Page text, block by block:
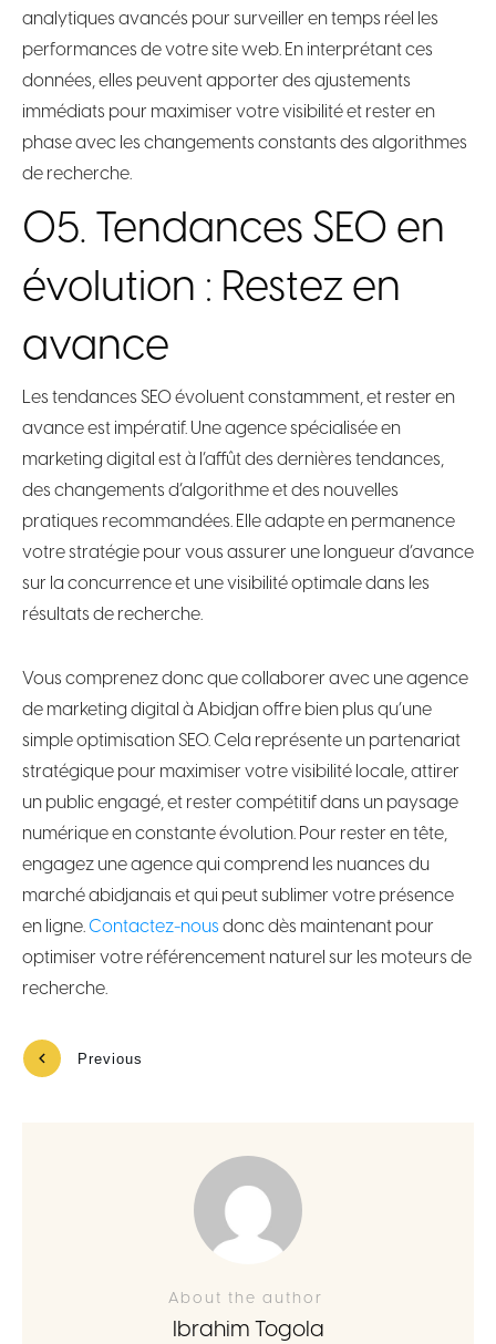
analytiques avancés pour surveiller en temps réel les
performances de votre site web. En interprétant ces
données, elles peuvent apporter des ajustements
immédiats pour maximiser votre visibilité et rester en
phase avec les changements constants des algorithmes
de recherche.
05. Tendances SEO en
évolution : Restez en
avance
Les tendances SEO évoluent constamment, et rester en
avance est impératif. Une agence spécialisée en
marketing digital est à l’affût des dernières tendances,
des changements d’algorithme et des nouvelles
pratiques recommandées. Elle adapte en permanence
votre stratégie pour vous assurer une longueur d’avance
sur la concurrence et une visibilité optimale dans les
résultats de recherche.
Vous comprenez donc que collaborer avec une agence
de marketing digital à Abidjan offre bien plus qu’une
simple optimisation SEO. Cela représente un partenariat
stratégique pour maximiser votre visibilité locale, attirer
un public engagé, et rester compétitif dans un paysage
numérique en constante évolution. Pour rester en tête,
engagez une agence qui comprend les nuances du
marché abidjanais et qui peut sublimer votre présence
en ligne. Contactez-nous donc dès maintenant pour
optimiser votre référencement naturel sur les moteurs de
recherche.
Previous
About the author
Ibrahim Togola